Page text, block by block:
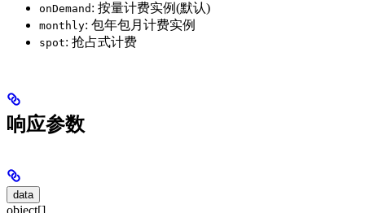
onDemand : 按量计费实例(默认)
monthly: 包年包月计费实例
spot: 抢占式计费
响应参数
data